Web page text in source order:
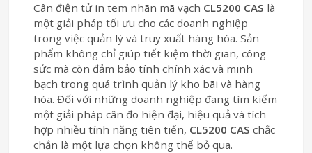
Cân điện tử in tem nhãn mã vạch CL5200 CAS là
một giải pháp tối ưu cho các doanh nghiệp
trong việc quản lý và truy xuất hàng hóa. Sản
phẩm không chỉ giúp tiết kiệm thời gian, công
sức mà còn đảm bảo tính chính xác và minh
bạch trong quá trình quản lý kho bãi và hàng
hóa. Đối với những doanh nghiệp đang tìm kiếm
một giải pháp cân đo hiện đại, hiệu quả và tích
hợp nhiều tính năng tiên tiến, CL5200 CAS chắc
chắn là một lựa chọn không thể bỏ qua.